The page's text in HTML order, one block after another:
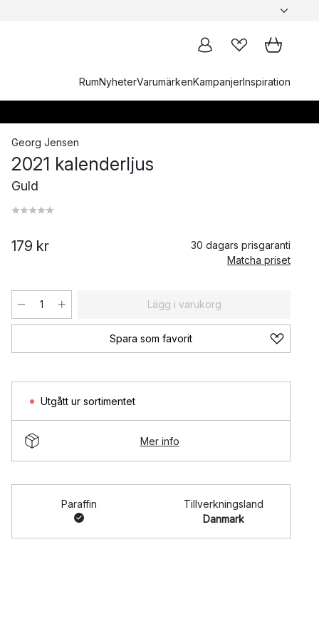
RumNyheterVarumärkenKampanjerInspiration
Georg Jensen
2021 kalenderljus
Guld
179 kr
30 dagars prisgaranti
Matcha priset
Lägg i varukorg
Spara som favorit
Utgått ur sortimentet
Mer info
Paraffin
Tillverkningsland
Danmark